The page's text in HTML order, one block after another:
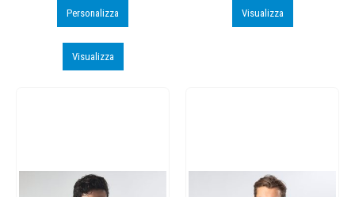
Personalizza
Visualizza
Visualizza